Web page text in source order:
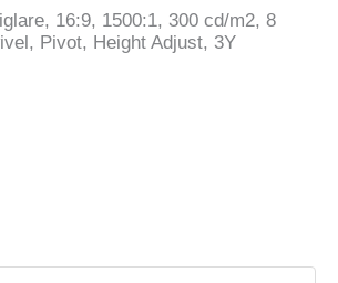
16:9, 1500:1, 300 cd/m2, 8
Pivot, Height Adjust, 3Y